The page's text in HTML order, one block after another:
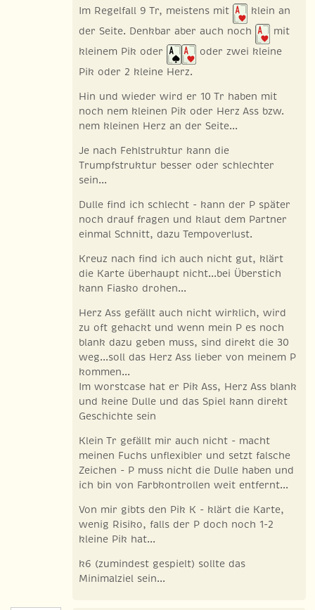
Im Regelfall 9 Tr, meistens mit
klein an
der Seite. Denkbar aber auch noch
mit
kleinem Pik oder
oder zwei kleine
Pik oder 2 kleine Herz.
Hin und wieder wird er 10 Tr haben mit
noch nem kleinen Pik oder Herz Ass bzw.
nem kleinen Herz an der Seite...
Je nach Fehlstruktur kann die
Trumpfstruktur besser oder schlechter
sein...
Dulle find ich schlecht - kann der P später
noch drauf fragen und klaut dem Partner
einmal Schnitt, dazu Tempoverlust.
Kreuz nach find ich auch nicht gut, klärt
die Karte überhaupt nicht...bei Überstich
kann Fiasko drohen...
Herz Ass gefällt auch nicht wirklich, wird
zu oft gehackt und wenn mein P es noch
blank dazu geben muss, sind direkt die 30
weg...soll das Herz Ass lieber von meinem P
kommen...
Im worstcase hat er Pik Ass, Herz Ass blank
und keine Dulle und das Spiel kann direkt
Geschichte sein
Klein Tr gefällt mir auch nicht - macht
meinen Fuchs unflexibler und setzt falsche
Zeichen - P muss nicht die Dulle haben und
ich bin von Farbkontrollen weit entfernt...
Von mir gibts den Pik K - klärt die Karte,
wenig Risiko, falls der P doch noch 1-2
kleine Pik hat...
k6 (zumindest gespielt) sollte das
Minimalziel sein...